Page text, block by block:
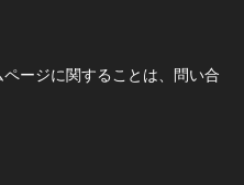
ージに関することは、問い合